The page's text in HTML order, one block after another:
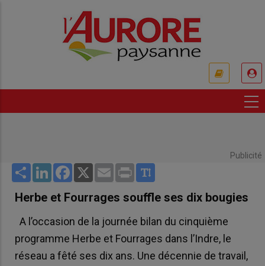
Publicité
Share LinkedInFacebook
X Email Print
Herbe et Fourrages souffle ses dix bougies
A l’occasion de la journée bilan du cinquième
programme Herbe et Fourrages dans l’Indre, le
réseau a fêté ses dix ans. Une décennie de travail,